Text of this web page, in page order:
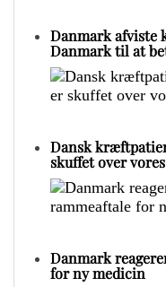
Danmark afviste
Danmark til at
Dansk
skuffet over
Danmark
for ny medicin